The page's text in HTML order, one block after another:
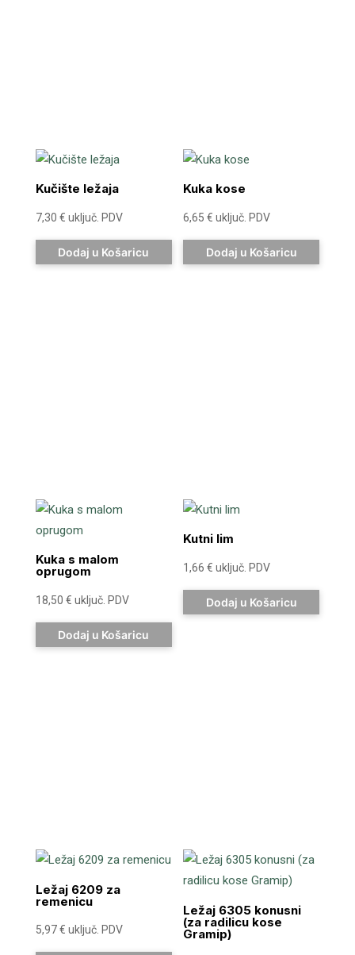
Kučište ležaja
7,30 € uključ. PDV
Dodaj u Košaricu
Kuka kose
6,65€ uključ. PDV
Dodaj u Košaricu
Kuka s malom
oprugom
18,50 € uključ. PDV
Dodaj u Košaricu
Kutni lim
1,66€ uključ. PDV
Dodaj u Košaricu
Ležaj 6209 za
remenicu
5,97€ uključ. PDV
Ležaj 6305 konusni
(za radilicu kose
Gramip)